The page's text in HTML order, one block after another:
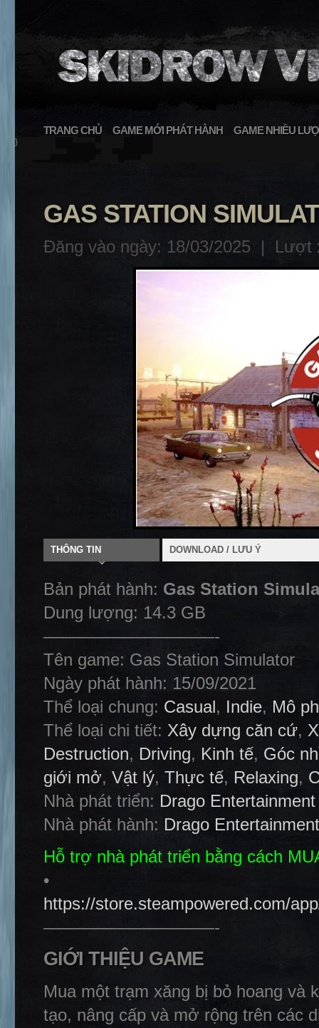
TRANG CHỦ GAME MỚI PHÁT HÀNH GAME NHIỀU
}
GAS STATION
Đăng vào ngày: 18/03/2025 | Lượt
THÔNG TIN DOWNLOAD / LƯU Ý
Bản phát hành: Gas Station
Dung lượng: 14.3 GB
——————————-
Tên game: Gas Station Simulator
Ngày phát hành: 15/09/2021
Thể loại chung: Casual, Indie, Mô
Thể loại chi tiết: Xây dựng căn cứ,
Destruction, Driving, Kinh tế, Góc
giới mở, Vật lý, Thực tế, Relaxing,
Nhà phát triển: Drago Entertainment
Nhà phát hành: Drago Entertainment
Hỗ trợ nhà phát triển bằng cách
•
https://store.steampowered.com/
——————————-
GIỚI THIỆU GAME
Mua một trạm xăng bị bỏ hoang và
tạo, nâng cấp và mở rộng trên các